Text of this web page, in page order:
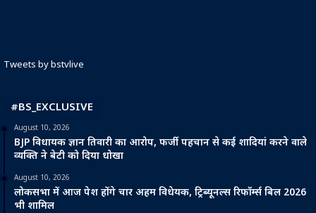
Tweets by bstvlive
#BS_EXCLUSIVE
August 10, 2026
BJP विधायक ज्ञान तिवारी का आरोप, फर्जी पहचान से कई शादियां करने वाले
व्यक्ति ने बेटी को दिया धोखा
August 10, 2026
लोकसभा में आज पेश होंगे चार अहम विधेयक, ट्रिब्यूनल्स रिफॉर्म्स बिल 2026
भी शामिल